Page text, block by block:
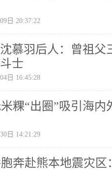
日 20:37:22
慕羽后人：曾祖
士
日 16:45:28
粿“出圈”吸引海内
日 14:21:29
奔赴熊本地震灾